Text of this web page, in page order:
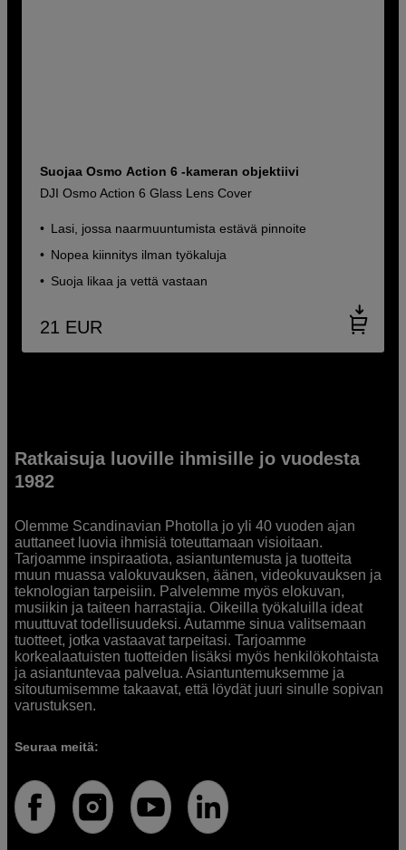
Suojaa Osmo Action 6 -kameran objektiivi
DJI Osmo Action 6 Glass Lens Cover
Lasi, jossa naarmuuntumista estävä pinnoite
Nopea kiinnitys ilman työkaluja
Suoja likaa ja vettä vastaan
21 EUR
Ratkaisuja luoville ihmisille jo vuodesta
1982
Olemme Scandinavian Photolla jo yli 40 vuoden ajan
auttaneet luovia ihmisiä toteuttamaan visioitaan.
Tarjoamme inspiraatiota, asiantuntemusta ja tuotteita
muun muassa valokuvauksen, äänen, videokuvauksen ja
teknologian tarpeisiin. Palvelemme myös elokuvan,
musiikin ja taiteen harrastajia. Oikeilla työkaluilla ideat
muuttuvat todellisuudeksi. Autamme sinua valitsemaan
tuotteet, jotka vastaavat tarpeitasi. Tarjoamme
korkealaatuisten tuotteiden lisäksi myös henkilökohtaista
ja asiantuntevaa palvelua. Asiantuntemuksemme ja
sitoutumisemme takaavat, että löydät juuri sinulle sopivan
varustuksen.
Seuraa meitä: